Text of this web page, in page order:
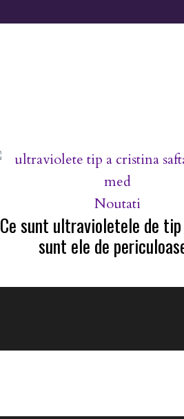
Noutati
Ce sunt ultravioletele de
sunt ele de